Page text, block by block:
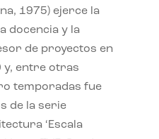
1975) ejerce la
docencia y la
de proyectos en
y, entre otras
temporadas fue
de la serie
‘Escala